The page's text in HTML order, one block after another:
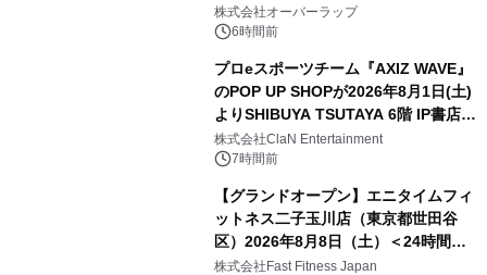
株式会社オーバーラップ
6時間前
プロeスポーツチーム『AXIZ WAVE』
のPOP UP SHOPが2026年8月1日(土)
よりSHIBUYA TSUTAYA 6階 IP書店で
開催決定！！
株式会社ClaN Entertainment
7時間前
【グランドオープン】エニタイムフィ
ットネス二子玉川店（東京都世田谷
区）2026年8月8日（土）＜24時間年
中無休のフィットネスジム＞
株式会社Fast Fitness Japan